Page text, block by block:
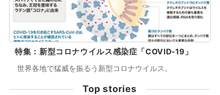
特集：新型コロナウイルス感染症「COVID-19」
世界各地で猛威を振るう新型コロナウイルス。
Top stories